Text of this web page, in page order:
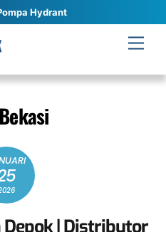
Hydrant
Depok | Distributor